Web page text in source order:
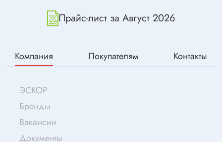
Прайс-лист за Август 2026
Компания Покупателям Контакты
ЭСКОР
Бренды
Вакансии
Документы